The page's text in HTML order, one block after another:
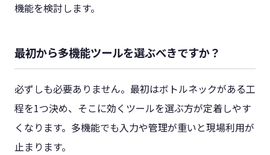
機能を検討します。
最初から多機能ツールを選ぶべきですか？
必ずしも必要ありません。最初はボトルネックがある工
程を1つ決め、そこに効くツールを選ぶ方が定着しやす
くなります。多機能でも入力や管理が重いと現場利用が
止まります。